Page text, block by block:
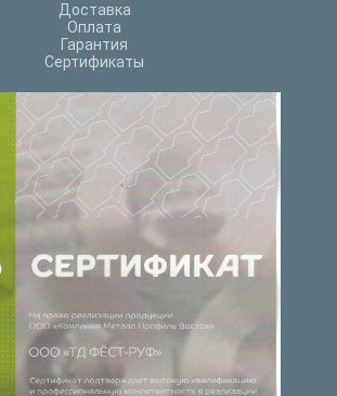
Доставка
Оплата
Гарантия
Сертификаты